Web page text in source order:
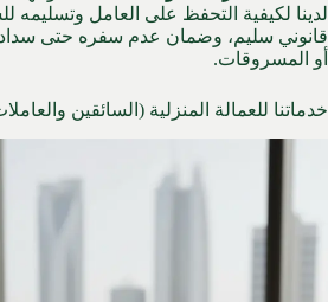
لدينا لكيفية التحفظ على العامل
قانوني سليم، وضمان عدم سفره حتى سداد
أو المسروقات.
خدماتنا للعمالة المنزلية (السائقين